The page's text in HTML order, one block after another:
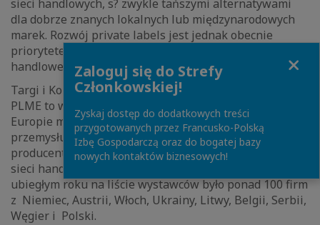
sieci handlowych, s? zwykle tańszymi alternatywami
dla dobrze znanych lokalnych lub międzynarodowych
marek. Rozwój private labels jest jednak obecnie
priorytetem deklarowanym przez wszystkie sieci
handlowe na całym świecie.
Targi i Konferencja Producentów Marek Własnych
PLME to wydarzenie, które jest jedn? z nielicznych w
Europie międzynarodowych platform biznesowych dla
przemysłu marek własnych, miejscem spotkań
producentów, odbiorców hurtowych i najważniejszych
sieci handlowych z całego Starego Kontynentu. W
ubiegłym roku na liście wystawców było ponad 100 firm
z Niemiec, Austrii, Włoch, Ukrainy, Litwy, Belgii, Serbii,
Węgier i Polski.
Zaloguj się do Strefy
Członkowskiej!
Zyskaj dostęp do dodatkowych treści
przygotowanych przez Francusko-Polską
Izbę Gospodarczą oraz do bogatej bazy
nowych kontaktów biznesowych!